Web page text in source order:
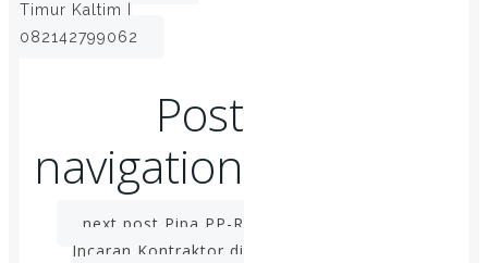
Timur Kaltim |
082142799062
Post
navigation
next post Pipa PP-R
Incaran Kontraktor di